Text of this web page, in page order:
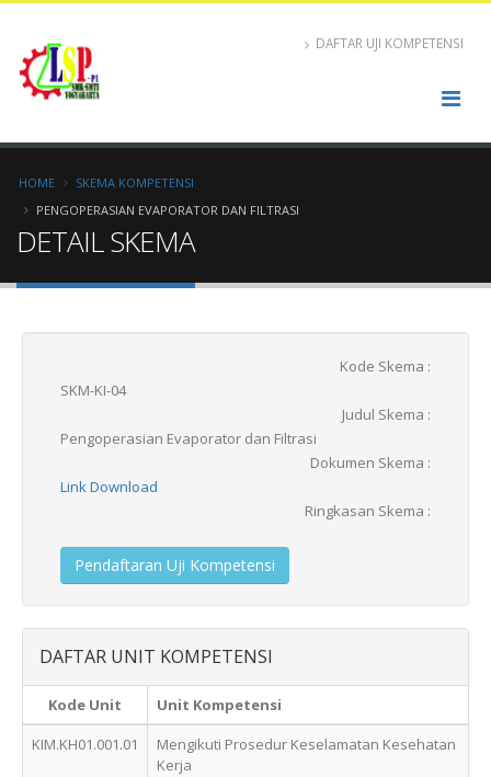
DAFTAR UJI KOMPETENSI
HOME
SKEMA KOMPETENSI
PENGOPERASIAN EVAPORATOR DAN FILTRASI
DETAIL SKEMA
Kode Skema :
SKM-KI-04
Judul Skema :
Pengoperasian Evaporator dan Filtrasi
Dokumen Skema :
Link Download
Ringkasan Skema :
Pendaftaran Uji Kompetensi
DAFTAR UNIT KOMPETENSI
Kode Unit
Unit Kompetensi
KIM.KH01.001.01
Mengikuti Prosedur Keselamatan Kesehatan
Kerja